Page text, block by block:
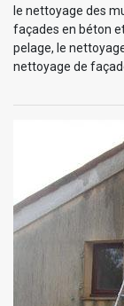
le nettoyage des
façades en béton
pelage, le
nettoyage de